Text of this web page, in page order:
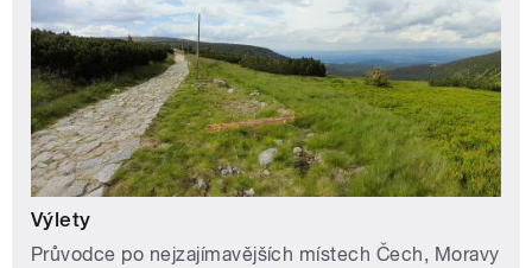
Výlety
Průvodce po nejzajímavějších místech Čech, Moravy